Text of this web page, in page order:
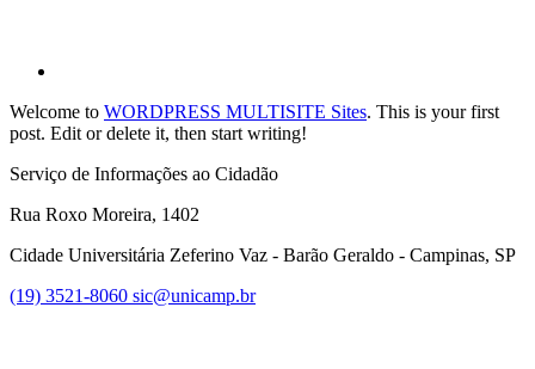
Welcome to WORDPRESS MULTISITE Sites. This is your first
post. Edit or delete it, then start writing!
Serviço de Informações ao Cidadão
Rua Roxo Moreira, 1402
Cidade Universitária Zeferino Vaz - Barão Geraldo - Campinas, SP
(19) 3521-8060 sic@unicamp.br